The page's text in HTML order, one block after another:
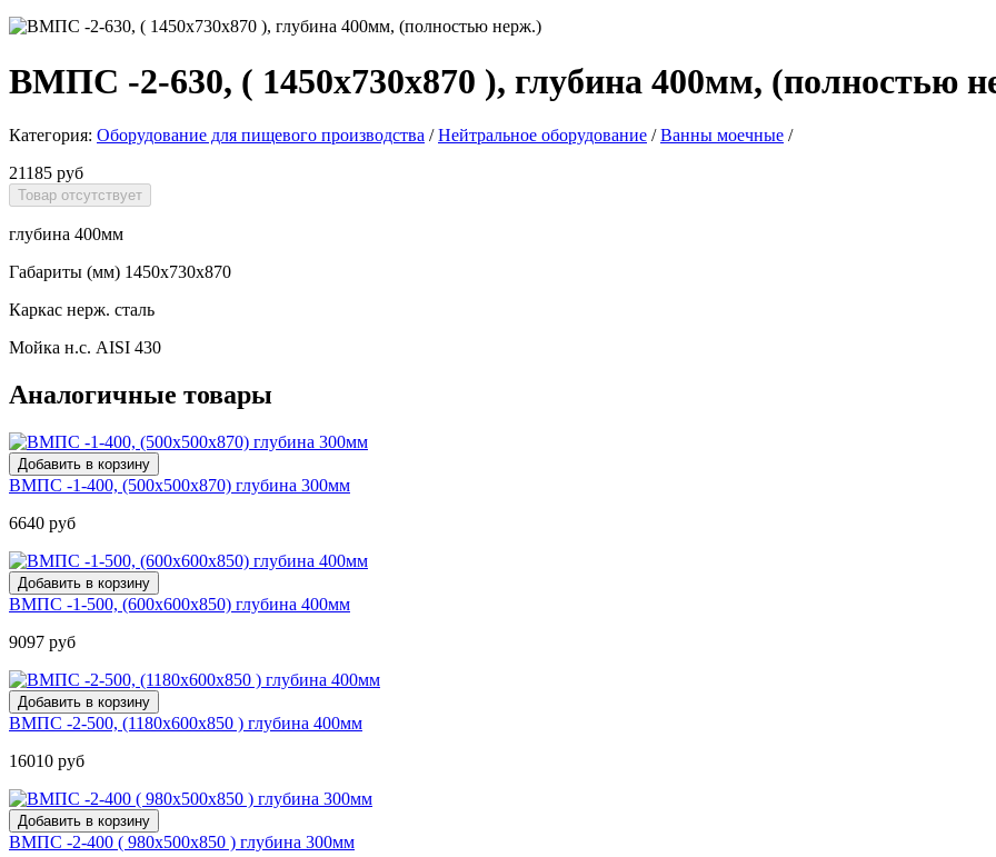
ВМПС -2-630, ( 1450х730х870 ), глубина 400мм, (полностью
Категория: Оборудование для пищевого производства / Нейтральное оборудование / Ванны моечные /
21185 руб
глубина 400мм
Габариты (мм) 1450х730х870
Каркас нерж. сталь
Мойка н.с. AISI 430
Аналогичные товары
ВМПС -1-400, (500х500х870) глубина 300мм
6640 руб
ВМПС -1-500, (600х600х850) глубина 400мм
9097 руб
ВМПС -2-500, (1180х600х850 ) глубина 400мм
16010 руб
ВМПС -2-400 ( 980х500х850 ) глубина 300мм